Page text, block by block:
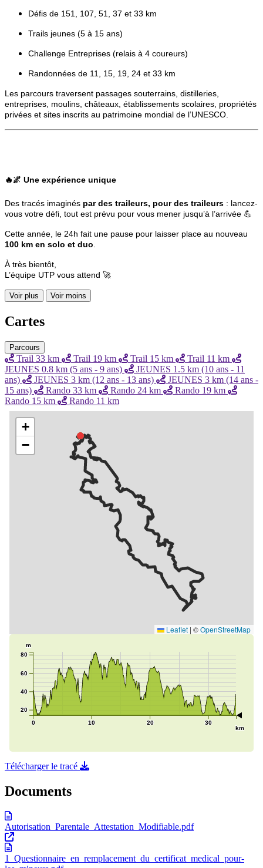
Défis de 151, 107, 51, 37 et 33 km
Trails jeunes (5 à 15 ans)
Challenge Entreprises (relais à 4 coureurs)
Randonnées de 11, 15, 19, 24 et 33 km
Les parcours traversent passages souterrains, distilleries,
entreprises, moulins, châteaux, établissements scolaires, propriétés
privées et sites inscrits au patrimoine mondial de l’UNESCO.
🔥🌌 Une expérience unique
Des tracés imaginés par des traileurs, pour des traileurs : lancez-
vous votre défi, tout est prévu pour vous mener jusqu’à l’arrivée 💪
Cette année, le 24h fait une pause pour laisser place au nouveau
100 km en solo et duo
À très bientôt,
L’équipe UTP vous attend 🚀
Voir plus Voir moins
Cartes
Parcours
Trail 33 km Trail 19 km Trail 15 km
Trail 11 km
JEUNES 0.8 km (5 ans - 9 ans)
JEUNES 1.5 km (10 ans - 11
ans)
JEUNES 3 km (12 ans - 13 ans)
JEUNES 3 km (14 ans -
15 ans)
Rando 33 km Rando 24 km
Rando 19 km
Rando 15 km
Rando 11 km
Télécharger le tracé
Documents
Autorisation_Parentale_Attestation_Modifiable.pdf
1_Questionnaire_en_remplacement_du_certificat_medical_pour-